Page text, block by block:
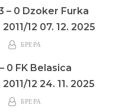
– 0 Dzoker Furka
12 07. 12. 2025
БРЕРА
0 FK Belasica
12 24. 11. 2025
БРЕРА